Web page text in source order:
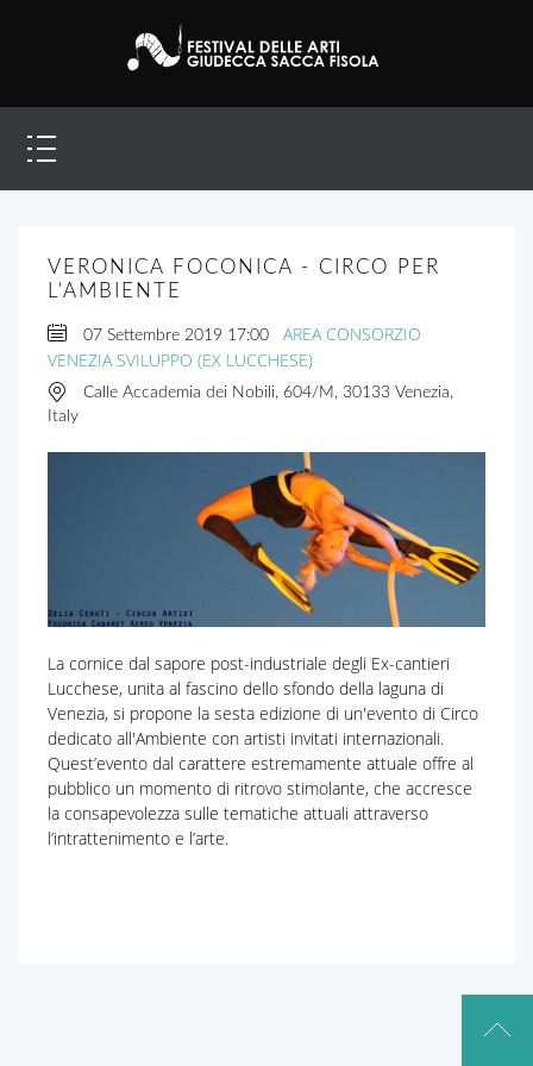
VERONICA FOCONICA - CIRCO PER
L'AMBIENTE
07 Settembre 2019 17:00
AREA CONSORZIO
VENEZIA SVILUPPO (EX LUCCHESE)
Calle Accademia dei Nobili, 604/M, 30133 Venezia,
Italy
La cornice dal sapore post-industriale degli Ex-cantieri
Lucchese, unita al fascino dello sfondo della laguna di
Venezia, si propone la sesta edizione di un'evento di Circo
dedicato all'Ambiente con artisti invitati internazionali.
Quest’evento dal carattere estremamente attuale offre al
pubblico un momento di ritrovo stimolante, che accresce
la consapevolezza sulle tematiche attuali attraverso
l’intrattenimento e l’arte.